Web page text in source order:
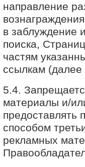
направление
в заблуждение
поиска,
частям
ссылкам
5.4.
материалы и/
предоставлять
способом
рекламных